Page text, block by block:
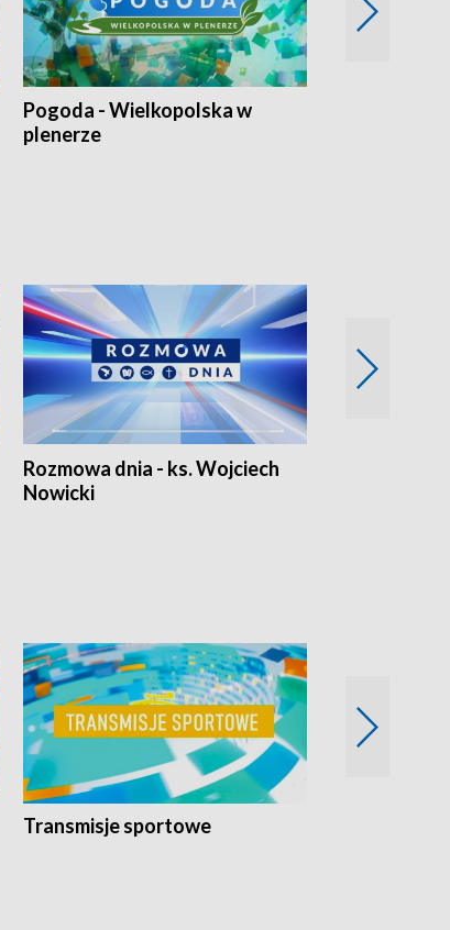
Pogoda - Wielkopolska w
plenerze
Rozmowa dnia - ks. Wojciech
Nowicki
Transmisje sportowe